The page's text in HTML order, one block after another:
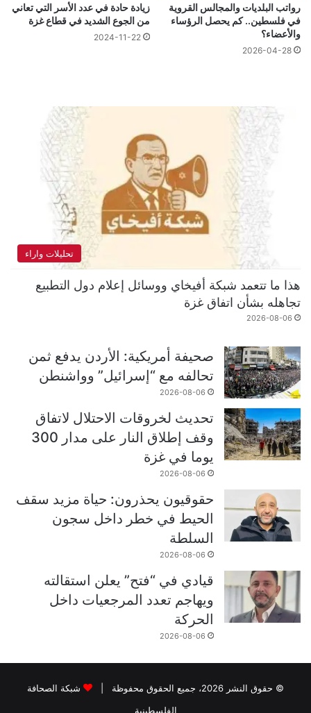
رواتب البلديات والمجالس القروية
في فلسطين.. كم يحصل الرؤساء
والأعضاء؟
2026-04-28
زيادة حادة في عدد الأسر التي تعاني
من الجوع الشديد في قطاع غزة
2024-11-22
تحليلات واراء
هذا ما تتعمد شبكة أفيخاي ووسائل إعلام دول التطبيع
تجاهله بشأن اتفاق غزة
2026-08-06
صحيفة أمريكية: الأردن يدفع ثمن
تحالفه مع “إسرائيل” وواشنطن
2026-08-06
تحديث لخروقات الاحتلال لاتفاق
وقف إطلاق النار على مدار 300
يوما في غزة
2026-08-06
حقوقيون يحذرون: حياة مزيد سقف
الحيط في خطر داخل سجون
السلطة
2026-08-06
قيادي في “فتح” يعلن استقالته
ويهاجم تعدد المرجعيات داخل
الحركة
2026-08-06
© حقوق النشر 2026، جميع الحقوق محفوظة |
شبكة الصحافة
الفلسطينية